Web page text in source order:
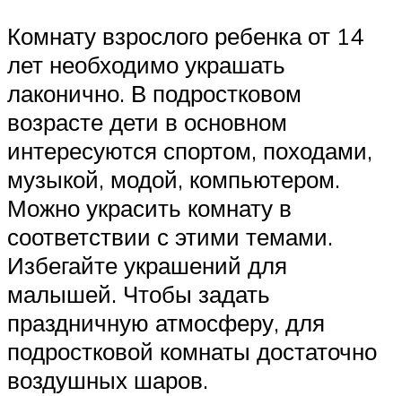
Комнату взрослого ребенка от 14
лет необходимо украшать
лаконично. В подростковом
возрасте дети в основном
интересуются спортом, походами,
музыкой, модой, компьютером.
Можно украсить комнату в
соответствии с этими темами.
Избегайте украшений для
малышей. Чтобы задать
праздничную атмосферу, для
подростковой комнаты достаточно
воздушных шаров.